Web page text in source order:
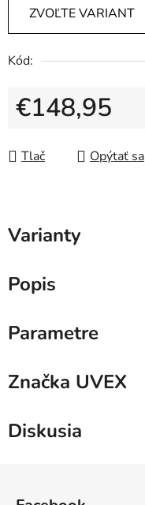
ZVOĽTE VARIANT
Kód:
€148,95
Tlač
Opýtať sa
Varianty
Popis
Parametre
Značka UVEX
Diskusia